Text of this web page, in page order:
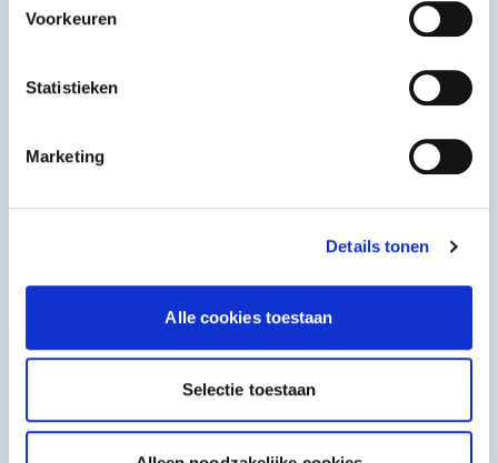
Voorkeuren
Statistieken
Marketing
Details tonen
Alle cookies toestaan
Selectie toestaan
Kaffee Becher Salatbehälte
50 St